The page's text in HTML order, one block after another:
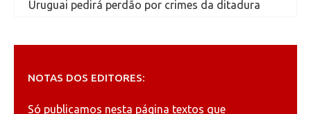
Uruguai pedirá perdão por crimes da ditadura
NOTAS DOS EDITORES:
Só publicamos nesta página textos que